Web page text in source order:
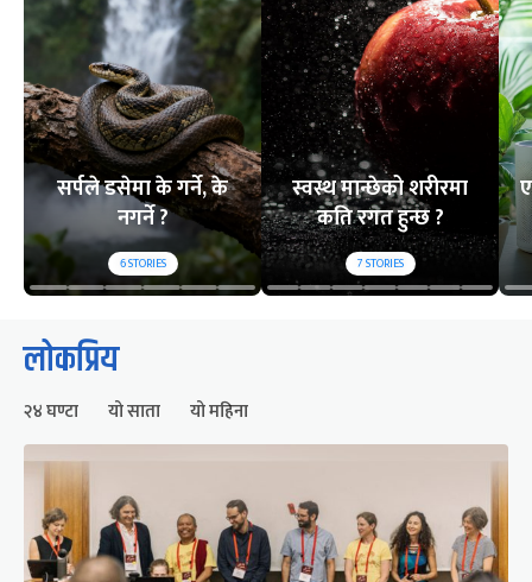
सर्पले डसेमा के गर्ने, के
नगर्ने ?
6STORIES
स्वस्थ मान्छेको शरीरमा
कति रगत हुन्छ ?
7STORIES
लोकप्रिय
२४ घण्टा यो साता यो महिना